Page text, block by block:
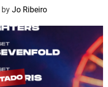
by Jo Ribeiro